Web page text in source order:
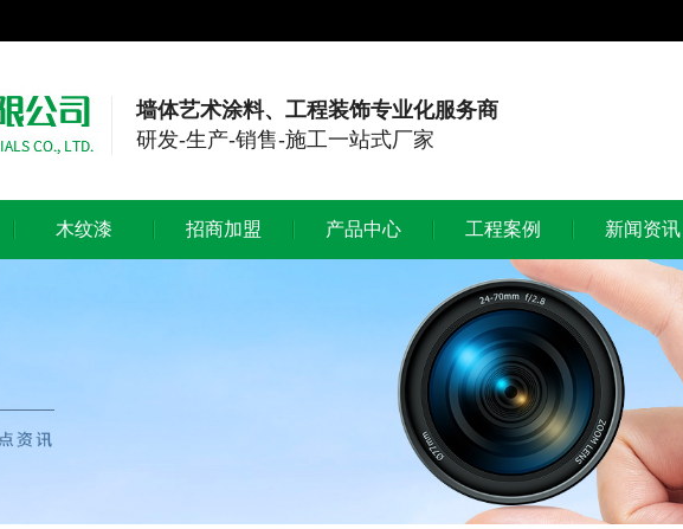
墙体艺术涂料、工程装饰专业化服务商
研发-生产-销售-施工一站式厂家
木纹漆 招商加盟 产品中心 工程案例 新闻资讯